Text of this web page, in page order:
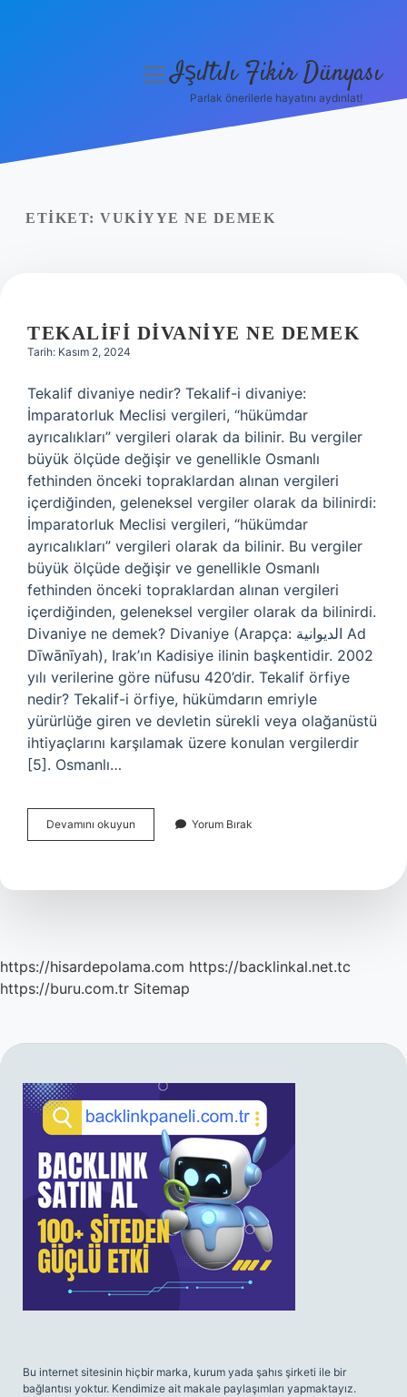
Yasal Uyarı
menüyüIşıltılı Fikir Dünyası
Parlak önerilerle hayatını aydınlat!
ETIKET: VUKIYYE NE DEMEK
TEKALIFI DIVANIYE NE DEMEK
Tarih: Kasım 2, 2024
Tekalif divaniye nedir? Tekalif-i divaniye:
İmparatorluk Meclisi vergileri, “hükümdar
ayrıcalıkları” vergileri olarak da bilinir. Bu vergiler
büyük ölçüde değişir ve genellikle Osmanlı
fethinden önceki topraklardan alınan vergileri
içerdiğinden, geleneksel vergiler olarak da bilinirdi:
İmparatorluk Meclisi vergileri, “hükümdar
ayrıcalıkları” vergileri olarak da bilinir. Bu vergiler
büyük ölçüde değişir ve genellikle Osmanlı
fethinden önceki topraklardan alınan vergileri
içerdiğinden, geleneksel vergiler olarak da bilinirdi.
Divaniye ne demek? Divaniye (Arapça: الديوانية‎ Ad
Dīwānīyah), Irak’ın Kadisiye ilinin başkentidir. 2002
yılı verilerine göre nüfusu 420’dir. Tekalif örfiye
nedir? Tekalif-i örfiye, hükümdarın emriyle
yürürlüğe giren ve devletin sürekli veya olağanüstü
ihtiyaçlarını karşılamak üzere konulan vergilerdir
[5]. Osmanlı…
Devamını okuyun
Divaniye
Yorum Bırak
https://hisardepolama.com https://backlinkal.net.tc
https://buru.com.tr Sitemap
SIDEBAR
Bu internet sitesinin hiçbir marka, kurum yada şahıs şirketi ile bir
bağlantısı yoktur. Kendimize ait makale paylaşımları yapmaktayız.